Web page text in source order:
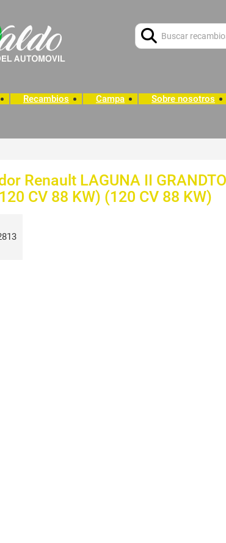
Recambios Campa Sobre nosotros
Renault LAGUNA II
CV 88 KW) (120 CV 88 KW)